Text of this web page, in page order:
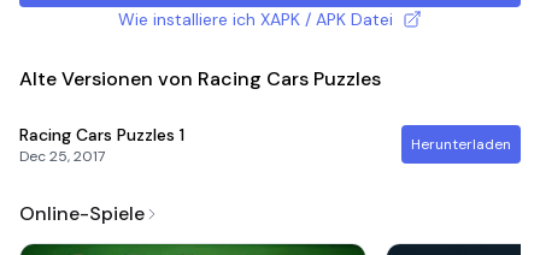
Wie installiere ich XAPK / APK Datei
Alte Versionen von Racing Cars Puzzles
Racing Cars Puzzles 1
Dec 25, 2017
Herunterladen
Online-Spiele